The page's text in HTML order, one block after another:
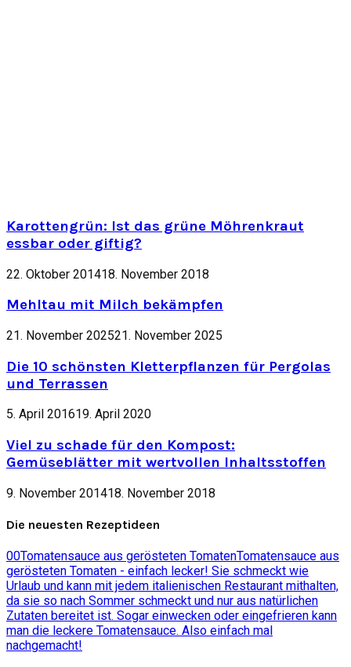
Karottengrün: Ist das grüne Möhrenkraut
essbar oder giftig?
22. Oktober 201418. November 2018
Mehltau mit Milch bekämpfen
21. November 202521. November 2025
Die 10 schönsten Kletterpflanzen für Pergolas
und Terrassen
5. April 201619. April 2020
Viel zu schade für den Kompost:
Gemüseblätter mit wertvollen Inhaltsstoffen
9. November 201418. November 2018
Die neuesten Rezeptideen
00Tomatensauce aus gerösteten TomatenTomatensauce aus
gerösteten Tomaten - einfach lecker! Sie schmeckt wie
Urlaub und kann mit jedem italienischen Restaurant mithalten,
da sie so nach Sommer schmeckt und nur aus natürlichen
Zutaten bereitet ist. Sogar einwecken oder eingefrieren kann
man die leckere Tomatensauce. Also einfach mal
nachgemacht!